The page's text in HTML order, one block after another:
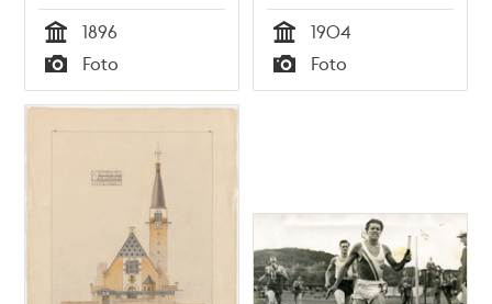
Tid
1896
Typ
Foto Tid
1904
Typ
Foto